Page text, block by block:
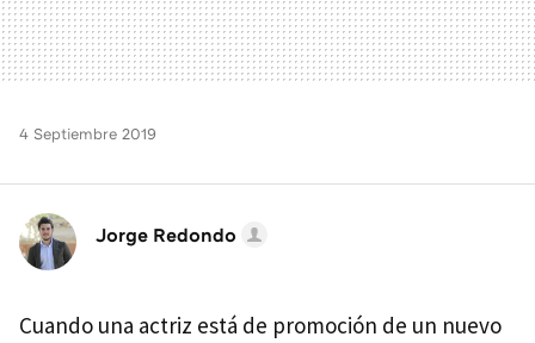
4 Septiembre 2019
Jorge Redondo
Cuando una actriz está de promoción de un nuevo